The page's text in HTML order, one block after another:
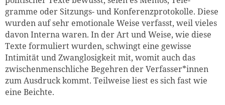
gramme oder Sitzungs- und Konferenzprotokolle. Diese
wurden auf sehr emotionale Weise verfasst, weil vieles
davon Interna waren. In der Art und Weise, wie diese
Texte formuliert wurden, schwingt eine gewisse
Intimität und Zwanglosigkeit mit, womit auch das
zwischenmenschliche Begehren der Verfasser*innen
zum Ausdruck kommt. Teilweise liest es sich fast wie
eine Beichte.